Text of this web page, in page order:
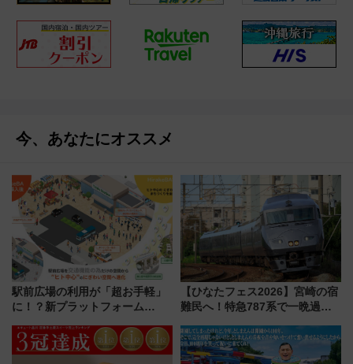
今、あなたにオススメ
駅前広場の利用が「超お手軽」
に！？新プラットフォーム
マホで簡単申請 物販や演奏会な
どに【JR東日本】
【ひなたフェス2026】宮崎の宿
難民へ！特急787系で一晩過ご
ローおひさま」が救世主に？